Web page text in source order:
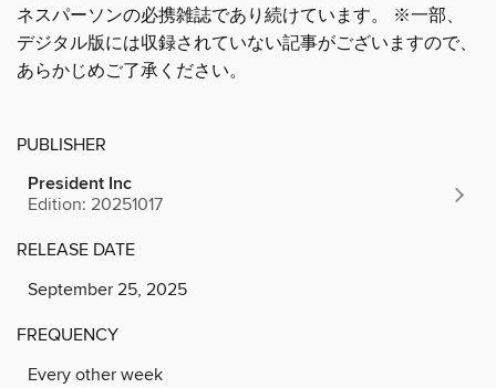
ネスパーソンの必携雑誌であり続けています。 ※一部、
デジタル版には収録されていない記事がございますので、
あらかじめご了承ください。
PUBLISHER
President Inc
Edition: 20251017
RELEASE DATE
September 25, 2025
FREQUENCY
Every other week